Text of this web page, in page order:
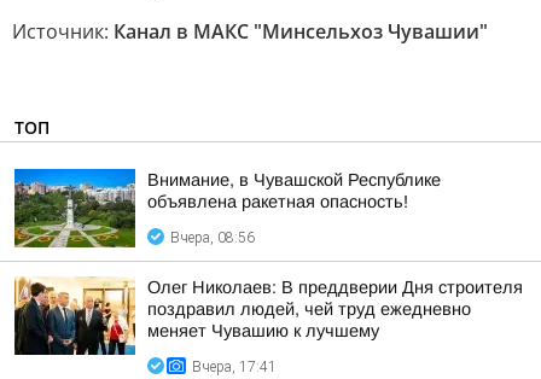
Источник: Канал в МАКС "Минсельхоз Чувашии"
ТОП
Внимание, в Чувашской Республике
объявлена ракетная опасность!
Вчера, 08:56
Олег Николаев: В преддверии Дня строителя
поздравил людей, чей труд ежедневно
меняет Чувашию к лучшему
Вчера, 17:41